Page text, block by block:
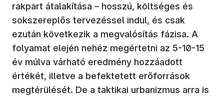
rakpart átalakítása – hosszú, költséges és
sokszereplős tervezéssel indul, és csak
ezután következik a megvalósítás fázisa. A
folyamat elején nehéz megértetni az 5-10-15
év múlva várható eredmény hozzáadott
értékét, illetve a befektetett erőforrások
megtérülését. De a taktikai urbanizmus arra is